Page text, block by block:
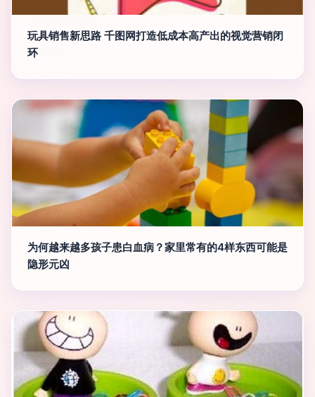
玩具销售新思路 千图网打造低成本高产出的视觉营销闭
环
为何越来越多孩子患白血病？家里常有的4样东西可能是
隐形元凶